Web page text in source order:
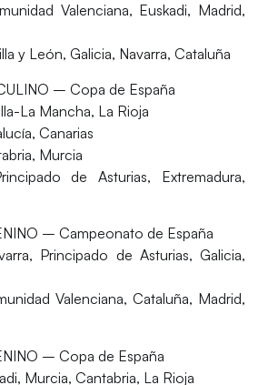
Valenciana, Euskadi, Madrid,
y León, Galicia, Navarra, Cataluña
– Copa de España
La Mancha, La Rioja
Canarias
Murcia
de Asturias, Extremadura,
– Campeonato de España
Principado de Asturias, Galicia,
Valenciana, Cataluña, Madrid,
– Copa de España
Murcia, Cantabria, La Rioja